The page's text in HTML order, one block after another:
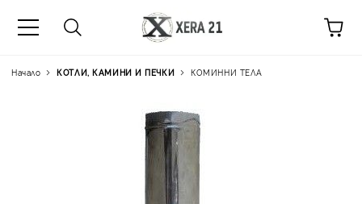
Начало КОТЛИ, КАМИНИ И ПЕЧКИ КОМИННИ ТЕЛА
Цена на продукта: